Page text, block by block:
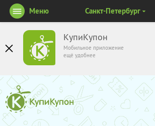
КупиКупон
Мобильное приложение
ещё удобнее
Меню Санкт-Петербург